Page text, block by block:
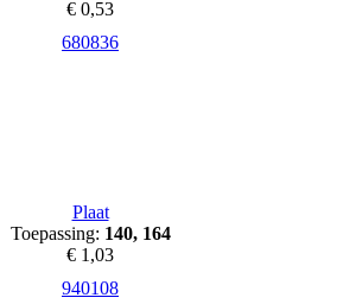
€ 0,53
680836
Plaat
Toepassing: 140, 164
€ 1,03
940108